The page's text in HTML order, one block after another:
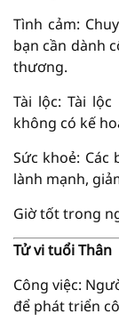
Tình cảm:
bạn cần dành
thương.
Tài lộc: Tài
không có kế
Sức khoẻ:
lành mạnh,
Giờ tốt trong
Tử vi tuổi Thân
Công việc:
để phát triển